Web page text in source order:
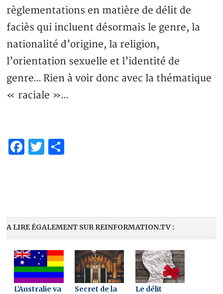
règlementations en matière de délit de
faciès qui incluent désormais le genre, la
nationalité d’origine, la religion,
l’orientation sexuelle et l’identité de
genre… Rien à voir donc avec la thématique
« raciale »…
Facebook
Twitter
A LIRE ÉGALEMENT SUR REINFORMATION.TV :
L’Australie va
Secret de la
Le délit